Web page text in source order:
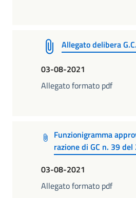
Allegato delibera
03-08-2021
Allegato formato pdf
Funzionigramma
razione di GC n. 39
03-08-2021
Allegato formato pdf